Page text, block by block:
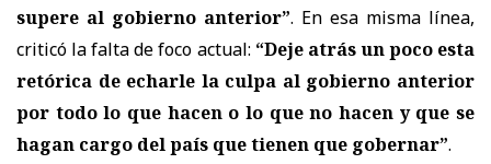
supere al gobierno anterior”. En esa misma línea,
criticó la falta de foco actual: “Deje atrás un poco esta
retórica de echarle la culpa al gobierno anterior
por todo lo que hacen o lo que no hacen y que se
hagan cargo del país que tienen que gobernar”.